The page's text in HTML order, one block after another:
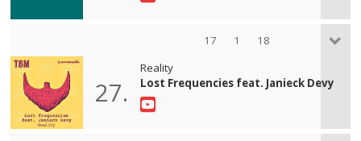
17 1 18
27.
Reality
Lost Frequencies feat. Janieck Devy